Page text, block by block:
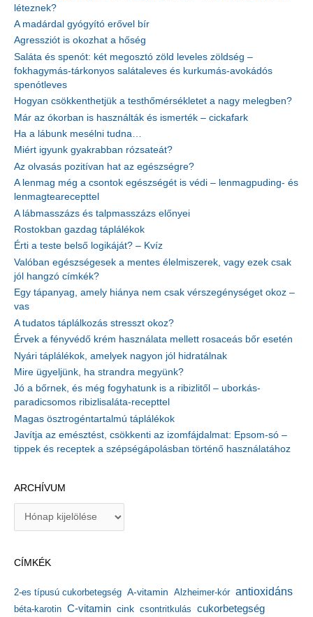
léteznek?
A madárdal gyógyító erővel bír
Agressziót is okozhat a hőség
Saláta és spenót: két megosztó zöld leveles zöldség –
fokhagymás-tárkonyos salátaleves és kurkumás-avokádós
spenótleves
Hogyan csökkenthetjük a testhőmérsékletet a nagy melegben?
Már az ókorban is használták és ismerték – cickafark
Ha a lábunk mesélni tudna…
Miért igyunk gyakrabban rózsateát?
Az olvasás pozitívan hat az egészségre?
A lenmag még a csontok egészségét is védi – lenmagpuding- és
lenmagtearecepttel
A lábmasszázs és talpmasszázs előnyei
Rostokban gazdag táplálékok
Érti a teste belső logikáját? – Kvíz
Valóban egészségesek a mentes élelmiszerek, vagy ezek csak
jól hangzó címkék?
Egy tápanyag, amely hiánya nem csak vérszegénységet okoz –
vas
A tudatos táplálkozás stresszt okoz?
Érvek a fényvédő krém használata mellett rosaceás bőr esetén
Nyári táplálékok, amelyek nagyon jól hidratálnak
Mire ügyeljünk, ha strandra megyünk?
Jó a bőrnek, és még fogyhatunk is a ribizlitől – uborkás-
paradicsomos ribizlisaláta-recepttel
Magas ösztrogéntartalmú táplálékok
Javítja az emésztést, csökkenti az izomfájdalmat: Epsom-só –
tippek és receptek a szépségápolásban történő használatához
ARCHÍVUM
í
u
m
CÍMKÉK
2-es típusú cukorbetegség A-vitamin Alzheimer-kór antioxidáns
béta-karotin C-vitamin cink csontritkulás cukorbetegség